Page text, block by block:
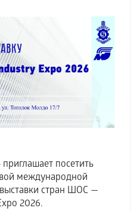
посетить
международной
стран ШОС —
2026.